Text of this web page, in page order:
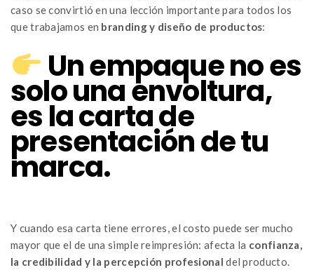
caso se convirtió en una lección importante para todos los
que trabajamos en branding y diseño de productos:
Un empaque no es
solo una envoltura,
es la carta de
presentación de tu
marca.
Y cuando esa carta tiene errores, el costo puede ser mucho
mayor que el de una simple reimpresión: afecta la confianza,
la credibilidad y la percepción profesional del producto.